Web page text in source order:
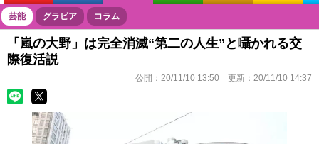
ボートレース 競輪 オートレース
芸能 グラビア コラム
「嵐の大野」は完全消滅“第二の人生”と囁かれる交
際復活説
公開： 20/11/10 13:50 更新： 20/11/10 14:37